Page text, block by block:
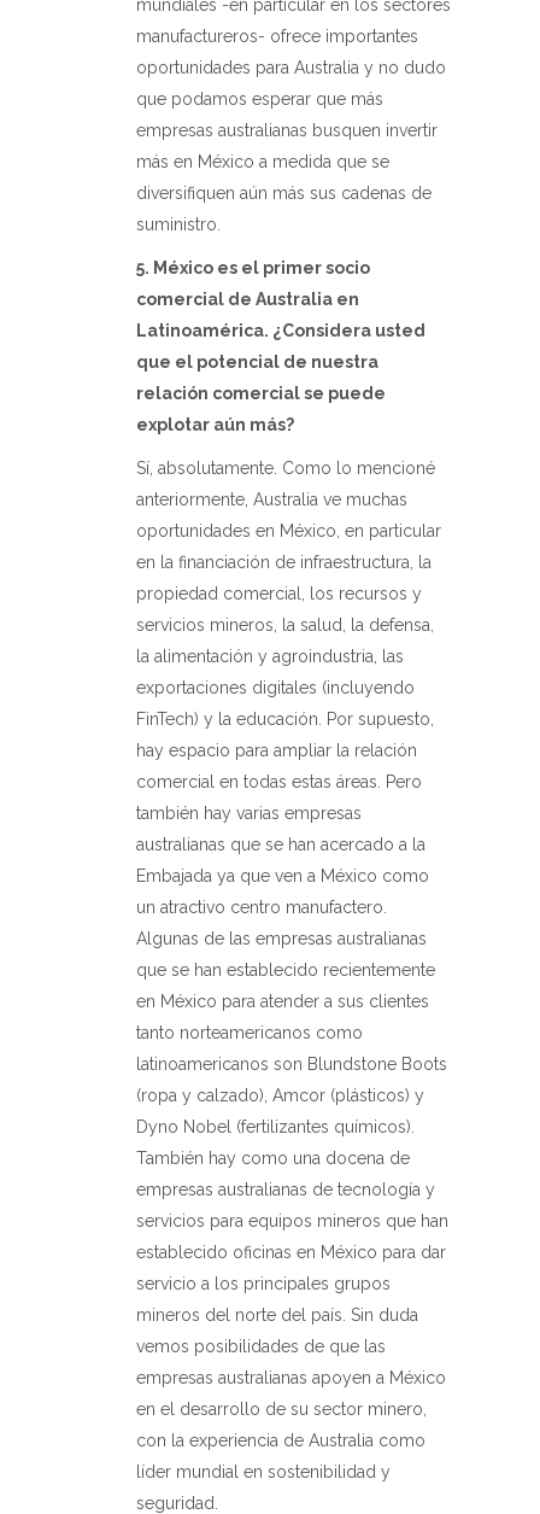
mundiales -en particular en los sectores
manufactureros- ofrece importantes
oportunidades para Australia y no dudo
que podamos esperar que más
empresas australianas busquen invertir
más en México a medida que se
diversifiquen aún más sus cadenas de
suministro.
5. México es el primer socio
comercial de Australia en
Latinoamérica. ¿Considera usted
que el potencial de nuestra
relación comercial se puede
explotar aún más?
Sí, absolutamente. Como lo mencioné
anteriormente, Australia ve muchas
oportunidades en México, en particular
en la financiación de infraestructura, la
propiedad comercial, los recursos y
servicios mineros, la salud, la defensa,
la alimentación y agroindustria, las
exportaciones digitales (incluyendo
FinTech) y la educación. Por supuesto,
hay espacio para ampliar la relación
comercial en todas estas áreas. Pero
también hay varias empresas
australianas que se han acercado a la
Embajada ya que ven a México como
un atractivo centro manufactero.
Algunas de las empresas australianas
que se han establecido recientemente
en México para atender a sus clientes
tanto norteamericanos como
latinoamericanos son Blundstone Boots
(ropa y calzado), Amcor (plásticos) y
Dyno Nobel (fertilizantes químicos).
También hay como una docena de
empresas australianas de tecnología y
servicios para equipos mineros que han
establecido oficinas en México para dar
servicio a los principales grupos
mineros del norte del país. Sin duda
vemos posibilidades de que las
empresas australianas apoyen a México
en el desarrollo de su sector minero,
con la experiencia de Australia como
líder mundial en sostenibilidad y
seguridad.